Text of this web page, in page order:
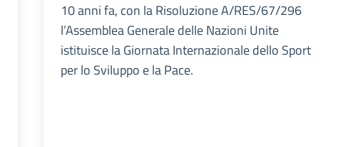
10 anni fa, con la Risoluzione A/RES/67/296
l’Assemblea Generale delle Nazioni Unite
istituisce la Giornata Internazionale dello Sport
per lo Sviluppo e la Pace.